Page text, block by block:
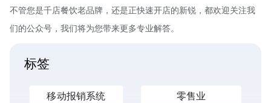
不管您是千店餐饮老品牌，还是正快速开店的新锐，都欢迎关注我
们的公众号，我们将为您带来更多专业解答。
标签
移动报销系统 零售业